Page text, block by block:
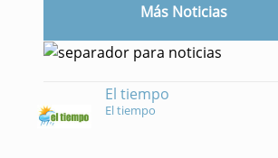
Más Noticias
El tiempo
El tiempo